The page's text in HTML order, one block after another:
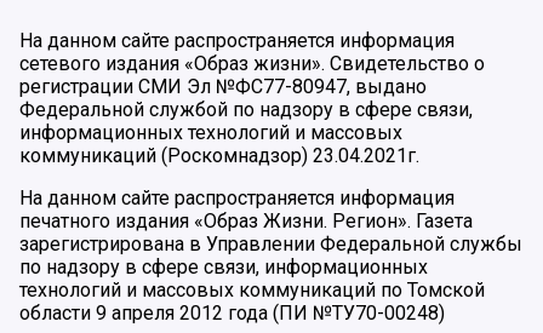
На данном сайте распространяется информация
сетевого издания «Образ жизни». Свидетельство о
регистрации СМИ Эл №ФС77-80947, выдано
Федеральной службой по надзору в сфере связи,
информационных технологий и массовых
коммуникаций (Роскомнадзор) 23.04.2021г.
На данном сайте распространяется информация
печатного издания «Образ Жизни. Регион». Газета
зарегистрирована в Управлении Федеральной службы
по надзору в сфере связи, информационных
технологий и массовых коммуникаций по Томской
области 9 апреля 2012 года (ПИ №ТУ70-00248)